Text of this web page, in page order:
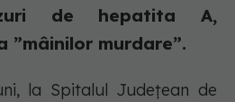
de hepatita A,
”mâinilor murdare”.
la Spitalul Judeţean de